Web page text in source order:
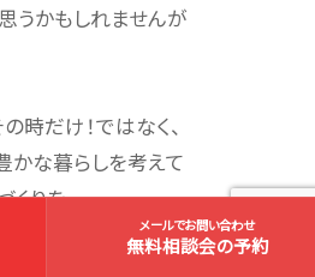
うかもしれませんが
時だけ！ではなく、
かな暮らしを考えて
くりを
ります。
メールでお問い合わせ
無料相談会の予約